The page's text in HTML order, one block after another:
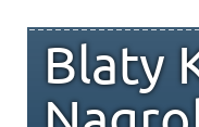
Blaty